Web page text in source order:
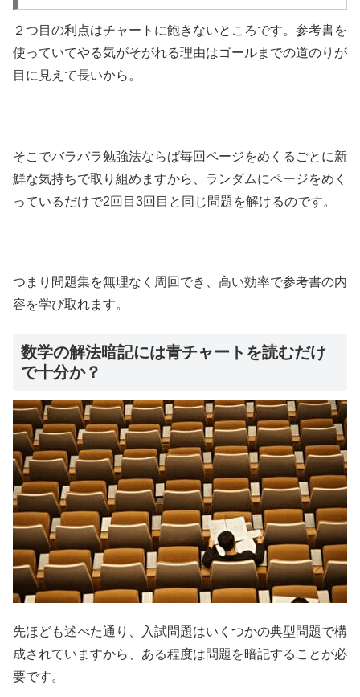
２つ目の利点はチャートに飽きないところです。参考書を
使っていてやる気がそがれる理由はゴールまでの道のりが
目に見えて長いから。
そこでバラバラ勉強法ならば毎回ページをめくるごとに新
鮮な気持ちで取り組めますから、ランダムにページをめく
っているだけで2回目3回目と同じ問題を解けるのです。
つまり問題集を無理なく周回でき、高い効率で参考書の内
容を学び取れます。
数学の解法暗記には青チャートを読むだけ
で十分か？
先ほども述べた通り、入試問題はいくつかの典型問題で構
成されていますから、ある程度は問題を暗記することが必
要です。